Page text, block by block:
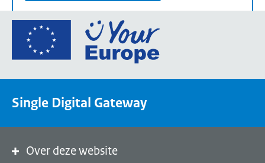
Ga
de
een
Single Digital Gateway
Over deze website